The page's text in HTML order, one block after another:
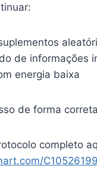
de informações
energia baixa
de forma
completo